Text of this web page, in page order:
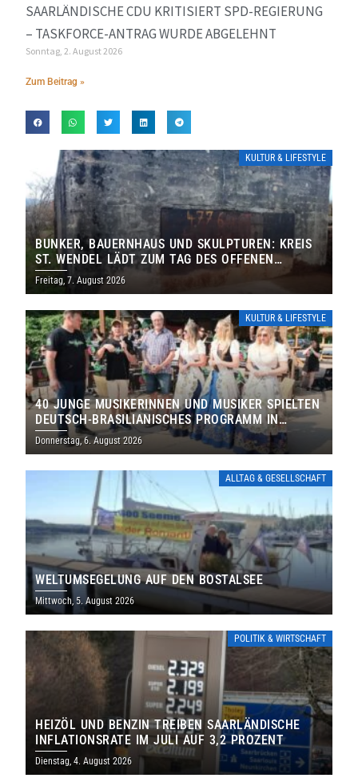
SAARLÄNDISCHE CDU KRITISIERT SPD-REGIERUNG
– TASKFORCE-ANTRAG WURDE ABGELEHNT
Sonntag, 2. August 2026
Zum Beitrag »
KULTUR & LIFESTYLE
BUNKER, BAUERNHAUS UND SKULPTUREN: KREIS
ST. WENDEL LÄDT ZUM TAG DES OFFENEN
DENKMALS EIN
Freitag, 7. August 2026
KULTUR & LIFESTYLE
40 JUNGE MUSIKERINNEN UND MUSIKER SPIELTEN
DEUTSCH-BRASILIANISCHES PROGRAMM IN
THOLEY
Donnerstag, 6. August 2026
ALLTAG & GESELLSCHAFT
WELTUMSEGELUNG AUF DEN BOSTALSEE
Mittwoch, 5. August 2026
POLITIK & WIRTSCHAFT
HEIZÖL UND BENZIN TREIBEN SAARLÄNDISCHE
INFLATIONSRATE IM JULI AUF 3,2 PROZENT
Dienstag, 4. August 2026